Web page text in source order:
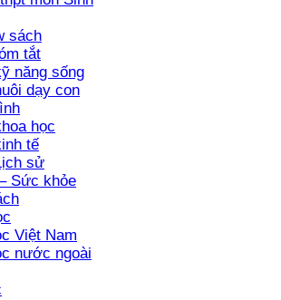
sách
tắt
năng sống
dạy con
học
tế
sử
Sức khỏe
Việt Nam
nước ngoài